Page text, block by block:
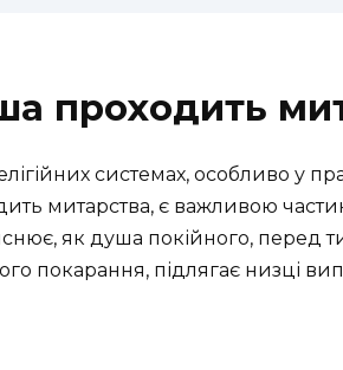
проходить
системах, особливо у
митарства, є важливою
як душа покійного, перед
покарання, підлягає низці